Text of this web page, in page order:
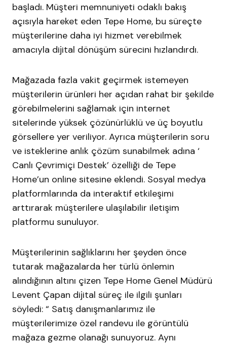
başladı. Müşteri memnuniyeti odaklı bakış
açısıyla hareket eden Tepe Home, bu süreçte
müşterilerine daha iyi hizmet verebilmek
amacıyla dijital dönüşüm sürecini hızlandırdı.
Mağazada fazla vakit geçirmek istemeyen
müşterilerin ürünleri her açıdan rahat bir şekilde
görebilmelerini sağlamak için internet
sitelerinde yüksek çözünürlüklü ve üç boyutlu
görsellere yer veriliyor. Ayrıca müşterilerin soru
ve isteklerine anlık çözüm sunabilmek adına ‘
Canlı Çevrimiçi Destek’ özelliği de Tepe
Home’un online sitesine eklendi. Sosyal medya
platformlarında da interaktif etkileşimi
arttırarak müşterilere ulaşılabilir iletişim
platformu sunuluyor.
Müşterilerinin sağlıklarını her şeyden önce
tutarak mağazalarda her türlü önlemin
alındığının altını çizen Tepe Home Genel Müdürü
Levent Çapan dijital süreç ile ilgili şunları
söyledi: “ Satış danışmanlarımız ile
müşterilerimize özel randevu ile görüntülü
mağaza gezme olanağı sunuyoruz. Aynı